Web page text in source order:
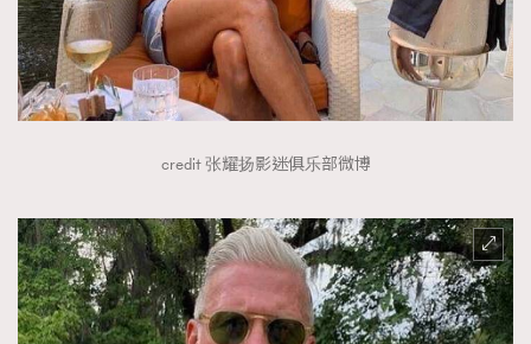
credit 张耀扬影迷俱乐部微博